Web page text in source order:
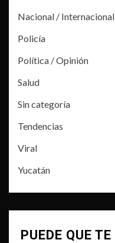
Nacional / Internacional
Policía
Política / Opinión
Salud
Sin categoría
Tendencias
Viral
Yucatán
PUEDE QUE